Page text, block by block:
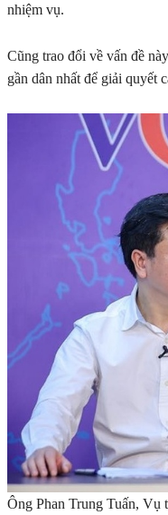
nhiệm vụ.
Cũng trao đổi về vấn đề
gần dân nhất để giải quyết
Ông Phan Trung Tuấn,